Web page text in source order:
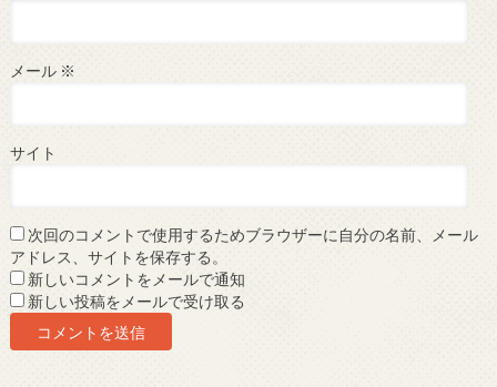
メール ※
サイト
次回のコメントで使用するためブラウザーに自分の名前、メール
アドレス、サイトを保存する。
新しいコメントをメールで通知
新しい投稿をメールで受け取る